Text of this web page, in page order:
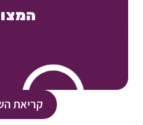
קריאת